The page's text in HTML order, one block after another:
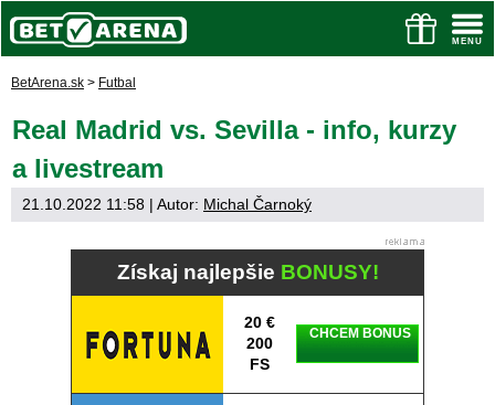
BetArena.sk > Futbal
Real Madrid vs. Sevilla - info, kurzy
a livestream
21.10.2022 11:58 | Autor: Michal Čarnoký
Získaj najlepšie BONUSY!
20 €
200
FS
CHCEM BONUS